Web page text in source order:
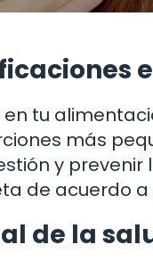
tu
más
y
de acuerdo
de la